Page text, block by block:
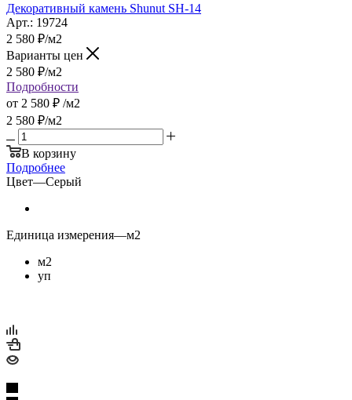
Декоративный камень Shunut SH-14
Арт.: 19724
2 580 ₽/м2
Варианты цен
2 580 ₽/м2
Подробности
от 2 580 ₽ /м2
2 580 ₽/м2
В корзину
Подробнее
Цвет—Серый
Единица измерения—м2
м2
уп